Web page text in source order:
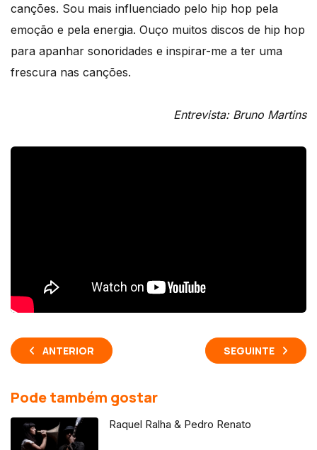
canções. Sou mais influenciado pelo hip hop pela
emoção e pela energia. Ouço muitos discos de hip hop
para apanhar sonoridades e inspirar-me a ter uma
frescura nas canções.
Entrevista: Bruno Martins
ANTERIOR SEGUINTE
Pode também gostar
Raquel Ralha & Pedro Renato